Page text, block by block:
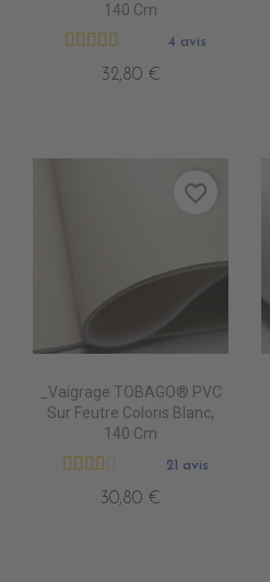
140 Cm
4 avis
32,80 €
_Vaigrage TOBAGO® PVC
Sur Feutre Coloris Blanc,
140 Cm
21 avis
30,80 €
favorite_border